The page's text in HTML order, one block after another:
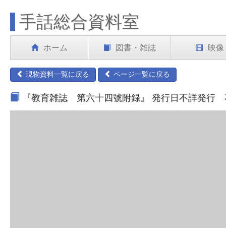
手話総合資料室
ホーム 図書・雑誌 映像
現物資料一覧に戻る ページ一覧に戻る
『教育雑誌 第六十四號附録』 発行日不詳発行